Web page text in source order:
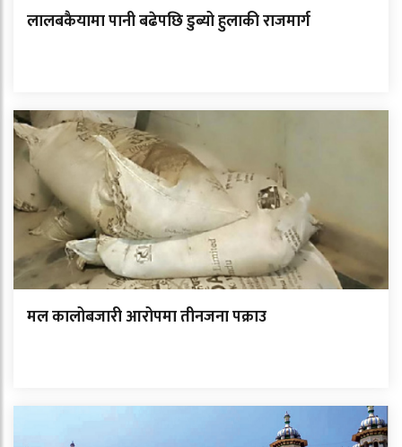
लालबकैयामा पानी बढेपछि डुब्यो हुलाकी राजमार्ग
मल कालोबजारी आरोपमा तीनजना पक्राउ